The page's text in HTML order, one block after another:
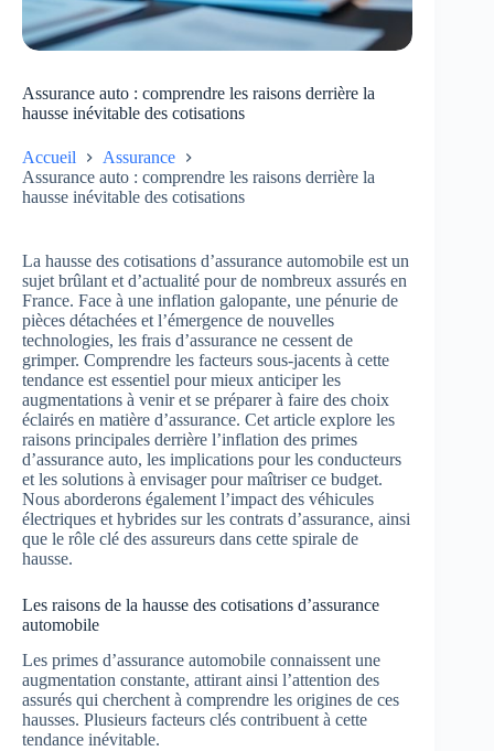
Assurance auto : comprendre les raisons derrière la
hausse inévitable des cotisations
Accueil
Assurance
Assurance auto : comprendre les raisons derrière la
hausse inévitable des cotisations
La hausse des cotisations d’assurance automobile est un
sujet brûlant et d’actualité pour de nombreux assurés en
France. Face à une inflation galopante, une pénurie de
pièces détachées et l’émergence de nouvelles
technologies, les frais d’assurance ne cessent de
grimper. Comprendre les facteurs sous-jacents à cette
tendance est essentiel pour mieux anticiper les
augmentations à venir et se préparer à faire des choix
éclairés en matière d’assurance. Cet article explore les
raisons principales derrière l’inflation des primes
d’assurance auto, les implications pour les conducteurs
et les solutions à envisager pour maîtriser ce budget.
Nous aborderons également l’impact des véhicules
électriques et hybrides sur les contrats d’assurance, ainsi
que le rôle clé des assureurs dans cette spirale de
hausse.
Les raisons de la hausse des cotisations d’assurance
automobile
Les primes d’assurance automobile connaissent une
augmentation constante, attirant ainsi l’attention des
assurés qui cherchent à comprendre les origines de ces
hausses. Plusieurs facteurs clés contribuent à cette
tendance inévitable.